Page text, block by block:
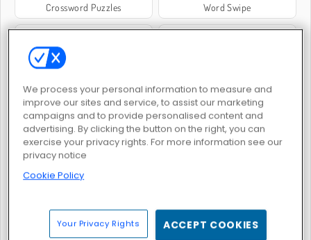
Crossword Puzzles Word Swipe
Acerte o Super-herói Word Search
Fuga das Palavras-Cruzadas Words Search
We process your personal information to measure and
improve our sites and service, to assist our marketing
campaigns and to provide personalised content and
advertising. By clicking the button on the right, you can
exercise your privacy rights. For more information see our
privacy notice
Cookie Policy
Your Privacy Rights ACCEPT COOKIES